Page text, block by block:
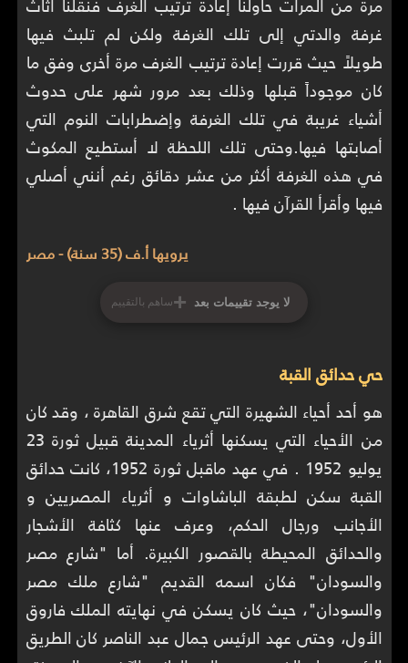
غرفة والدتي إلى تلك الغرفة ولكن لم تلبث فيها
طويلاً حيث قررت إعادة ترتيب الغرف مرة أخرى وفق ما
كان موجوداً قبلها وذلك بعد مرور شهر على حدوث
أشياء غريبة في تلك الغرفة وإضطرابات النوم التي
أصابتها فيها.وحتى تلك اللحظة لا أستطيع المكوث
في هذه الغرفة أكثر من عشر دقائق رغم أنني أصلي
فيها وأقرأ القرآن فيها .
يرويها أ.ف (35 سنة) - مصر
لا يوجد تقييمات بعد +ساهم بالتقييم
حي حدائق القبة
هو أحد أحياء الشهيرة التي تقع شرق القاهرة ، وقد كان
من الأحياء التي يسكنها أثرياء المدينة قبيل ثورة 23
يوليو 1952 . في عهد ماقبل ثورة 1952، كانت حدائق
القبة سكن لطبقة الباشاوات و أثرياء المصريين و
الأجانب ورجال الحكم، وعرف عنها كثافة الأشجار
والحدائق المحيطة بالقصور الكبيرة. أما "شارع مصر
والسودان" فكان اسمه القديم "شارع ملك مصر
والسودان"، حيث كان يسكن في نهايته الملك فاروق
الأول، وحتى عهد الرئيس جمال عبد الناصر كان الطريق